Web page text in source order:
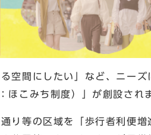
空間にしたい」など、ニーズ
こみち制度）」が創設され
り等の区域を「歩行者利便増